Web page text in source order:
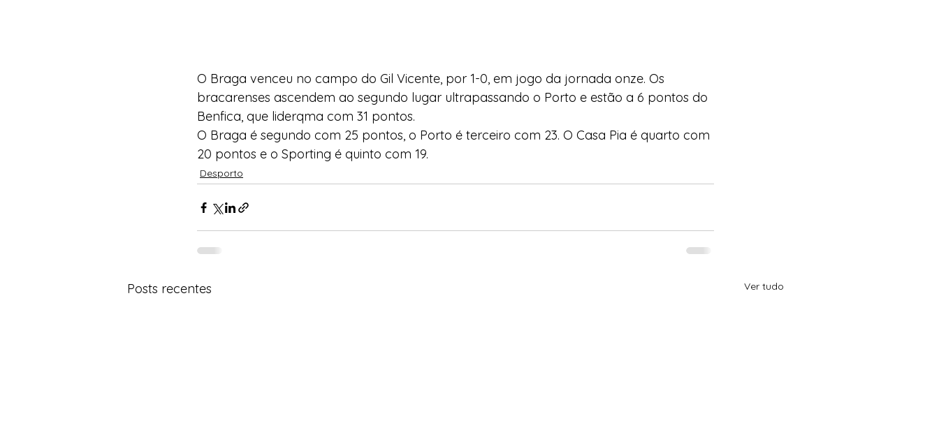
O Braga venceu no campo do Gil Vicente, por 1-0, em jogo da jornada onze. Os
bracarenses ascendem ao segundo lugar ultrapassando o Porto e estão a 6 pontos do
Benfica, que liderqma com 31 pontos.
O Braga é segundo com 25 pontos, o Porto é terceiro com 23. O Casa Pia é quarto com
20 pontos e o Sporting é quinto com 19.
Desporto
Posts recentes Ver tudo